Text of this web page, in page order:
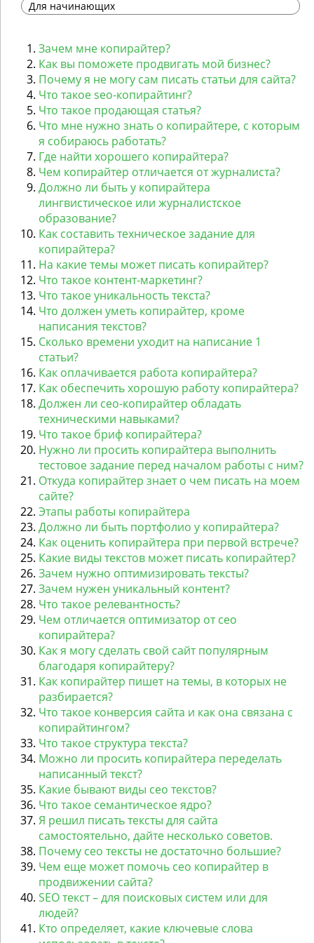
Для начинающих
Зачем мне копирайтер?
Как вы поможете продвигать мой бизнес?
Почему я не могу сам писать статьи для сайта?
Что такое seo-копирайтинг?
Что такое продающая статья?
Что мне нужно знать о копирайтере, с которым
я собираюсь работать?
Где найти хорошего копирайтера?
Чем копирайтер отличается от журналиста?
Должно ли быть у копирайтера
лингвистическое или журналистское
образование?
Как составить техническое задание для
копирайтера?
На какие темы может писать копирайтер?
Что такое контент-маркетинг?
Что такое уникальность текста?
Что должен уметь копирайтер, кроме
написания текстов?
Сколько времени уходит на написание 1
статьи?
Как оплачивается работа копирайтера?
Как обеспечить хорошую работу копирайтера?
Должен ли сео-копирайтер обладать
техническими навыками?
Что такое бриф копирайтера?
Нужно ли просить копирайтера выполнить
тестовое задание перед началом работы с ним?
Откуда копирайтер знает о чем писать на моем
сайте?
Этапы работы копирайтера
Должно ли быть портфолио у копирайтера?
Как оценить копирайтера при первой встрече?
Какие виды текстов может писать копирайтер?
Зачем нужно оптимизировать тексты?
Зачем нужен уникальный контент?
Что такое релевантность?
Чем отличается оптимизатор от сео
копирайтера?
Как я могу сделать свой сайт популярным
благодаря копирайтеру?
Как копирайтер пишет на темы, в которых не
разбирается?
Что такое конверсия сайта и как она связана с
копирайтингом?
Что такое структура текста?
Можно ли просить копирайтера переделать
написанный текст?
Какие бывают виды сео текстов?
Что такое семантическое ядро?
Я решил писать тексты для сайта
самостоятельно, дайте несколько советов.
Почему сео тексты не достаточно большие?
Чем еще может помочь сео копирайтер в
продвижении сайта?
SEO текст – для поисковых систем или для
людей?
Кто определяет, какие ключевые слова